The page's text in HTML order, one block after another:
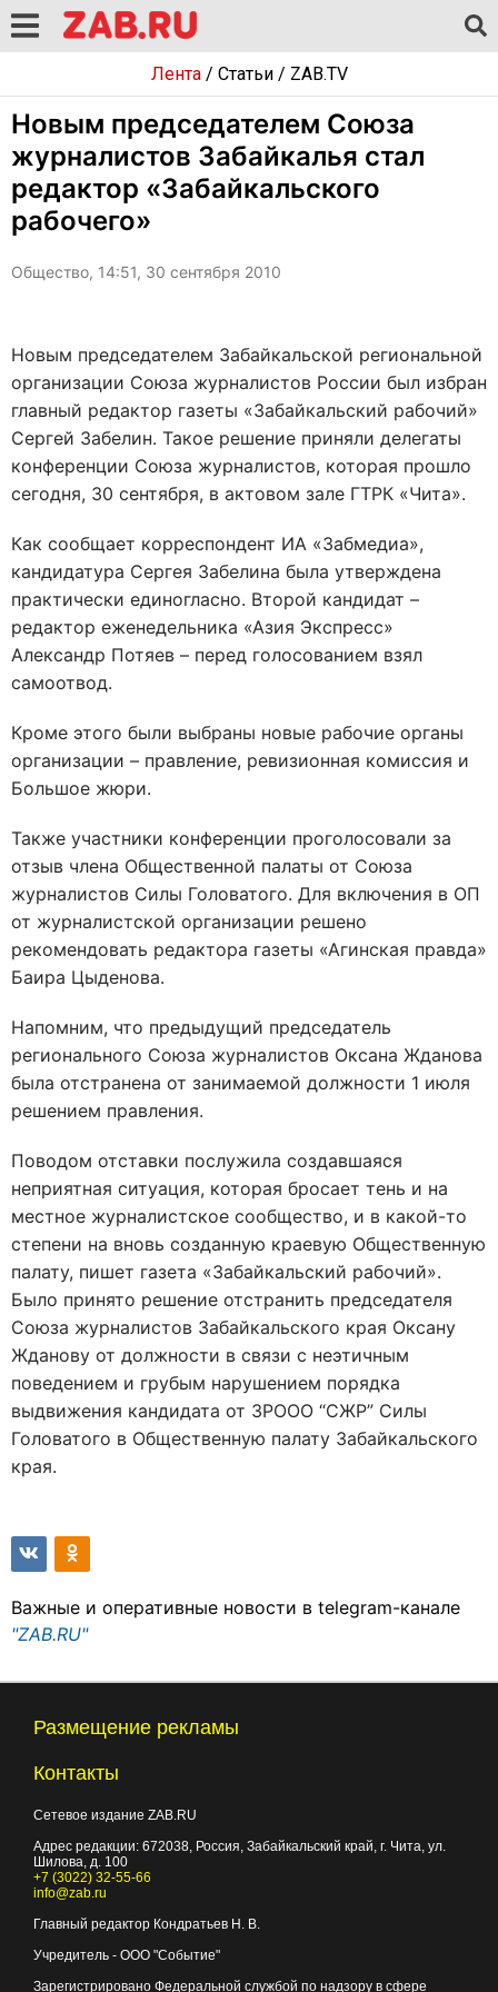
Лента/ Статьи/ ZAB.TV
Новым председателем Союза
журналистов Забайкалья стал
редактор «Забайкальского
рабочего»
Общество, 14:51, 30 сентября 2010
Новым председателем Забайкальской региональной
организации Союза журналистов России был избран
главный редактор газеты «Забайкальский рабочий»
Сергей Забелин. Такое решение приняли делегаты
конференции Союза журналистов, которая прошло
сегодня, 30 сентября, в актовом зале ГТРК «Чита».
Как сообщает корреспондент ИА «Забмедиа»,
кандидатура Сергея Забелина была утверждена
практически единогласно. Второй кандидат –
редактор еженедельника «Азия Экспресс»
Александр Потяев – перед голосованием взял
самоотвод.
Кроме этого были выбраны новые рабочие органы
организации – правление, ревизионная комиссия и
Большое жюри.
Также участники конференции проголосовали за
отзыв члена Общественной палаты от Союза
журналистов Силы Головатого. Для включения в ОП
от журналистской организации решено
рекомендовать редактора газеты «Агинская правда»
Баира Цыденова.
Напомним, что предыдущий председатель
регионального Союза журналистов Оксана Жданова
была отстранена от занимаемой должности 1 июля
решением правления.
Поводом отставки послужила создавшаяся
неприятная ситуация, которая бросает тень и на
местное журналистское сообщество, и в какой-то
степени на вновь созданную краевую Общественную
палату, пишет газета «Забайкальский рабочий».
Было принято решение отстранить председателя
Союза журналистов Забайкальского края Оксану
Жданову от должности в связи с неэтичным
поведением и грубым нарушением порядка
выдвижения кандидата от ЗРООО “СЖР” Силы
Головатого в Общественную палату Забайкальского
края.
Важные и оперативные новости в telegram-канале
"ZAB.RU"
Размещение рекламы
Контакты
Сетевое издание ZAB.RU
Адрес редакции: 672038, Россия, Забайкальский край, г. Чита, ул.
Шилова, д. 100
+7 (3022) 32-55-66
info@zab.ru
Главный редактор Кондратьев Н. В.
Учредитель - ООО "Событие"
Зарегистрировано Федеральной службой по надзору в сфере